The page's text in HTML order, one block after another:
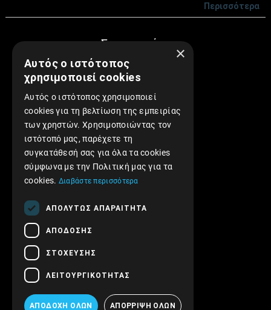
Περισσότερα
Συνεργασίες
Find us on Facebook!
×
Αυτός ο ιστότοπος
χρησιμοποιεί cookies
Αυτός ο ιστότοπος χρησιμοποιεί
cookies για τη βελτίωση της εμπειρίας
των χρηστών. Χρησιμοποιώντας τον
ιστότοπό μας, παρέχετε τη
συγκατάθεσή σας για όλα τα cookies
σύμφωνα με την Πολιτική μας για τα
cookies. Διαβάστε περισσότερα
ΑΠΟΛΎΤΩΣ ΑΠΑΡΑΊΤΗΤΑ
ΑΠΌΔΟΣΗΣ
ΣΤΌΧΕΥΣΗΣ
ΛΕΙΤΟΥΡΓΙΚΌΤΗΤΑΣ
ΑΠΟΔΟΧΉ ΌΛΩΝ ΑΠΌΡΡΙΨΗ ΌΛΩΝ